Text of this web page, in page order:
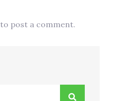
to post a comment.